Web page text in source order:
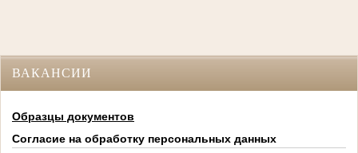
ВАКАНСИИ
Образцы документов
Согласие на обработку персональных данных